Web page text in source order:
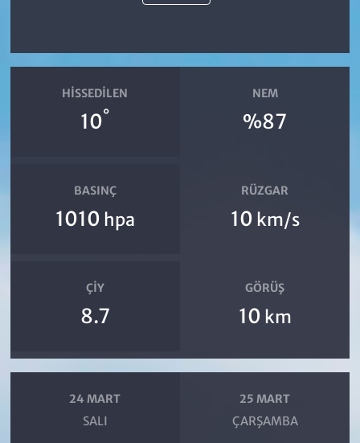
HISSEDILEN
10°
NEM
%87
BASINÇ
1010 hpa
RÜZGAR
10 km/s
ÇIY
8.7
GÖRÜŞ
10 km
24 MART
SALI
25 MART
ÇARŞAMBA